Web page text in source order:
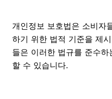
개인정보 보호법은 소비자
하기 위한 법적 기준을 제
들은 이러한 법규를 준수
할 수 있습니다.